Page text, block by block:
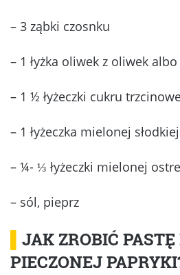
– 3 ząbki czosnku
– 1 łyżka oliwek z oliwek
– 1 ½ łyżeczki cukru
– 1 łyżeczka mielonej
– ¼- ⅓ łyżeczki mielonej
– sól, pieprz
JAK ZROBIĆ
PIECZONEJ